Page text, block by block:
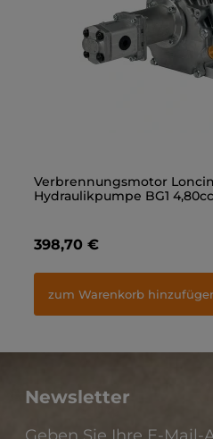
Verbrennungsmotor
Hydraulikpumpe BG1
398,70 €
zum Warenkorb
Gerade
1,40 €
zum Warenkorb
Newsletter
Geben Sie Ihre E-Mail-